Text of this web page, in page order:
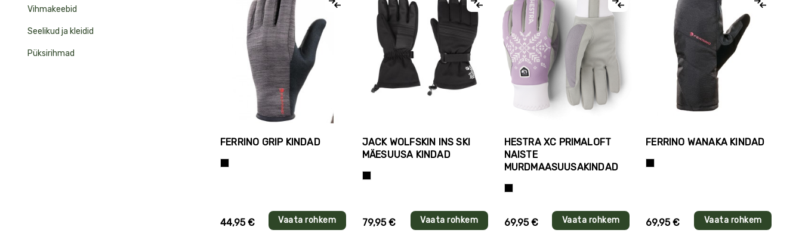
Vihmakeebid
Seelikud ja kleidid
Püksirihmad
FERRINO GRIP KINDAD
44,95 € Vaata rohkem
JACK WOLFSKIN INS SKI
MÄESUUSA KINDAD
79,95 € Vaata rohkem
HESTRA XC PRIMALOFT
NAISTE
MURDMAASUUSAKINDAD
69,95 € Vaata rohkem
FERRINO WANAKA KINDAD
69,95 € Vaata rohkem